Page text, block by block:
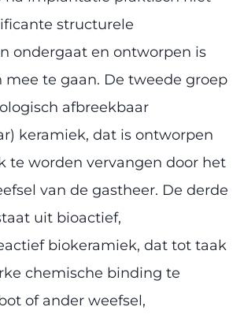
structurele
ondergaat en ontworpen is
mee te gaan. De tweede groep
afbreekbaar
keramiek, dat is ontworpen
te worden vervangen door het
van de gastheer. De derde
uit bioactief,
biokeramiek, dat tot taak
chemische binding te
of ander weefsel,